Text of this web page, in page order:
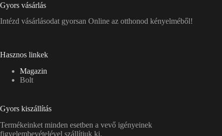
Gyors vásárlás
Intézd vásárlásodat gyorsan Online az otthonod kényelméből!
Hasznos linkek
Magazin
Bolt
Gyors kiszállítás
Termékeinket minden esetben a vevő igényeinek
figyelembevételével szállítjuk ki.